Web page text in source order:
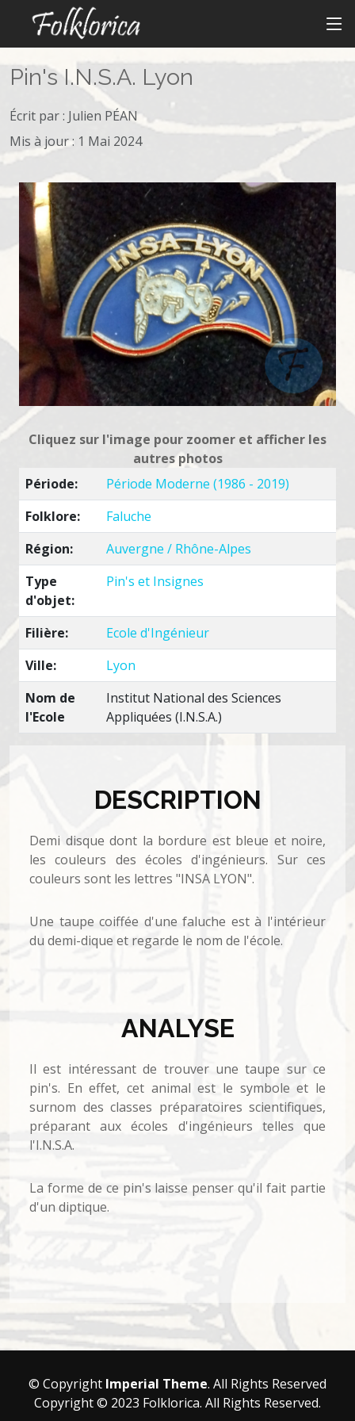
Pin's I.N.S.A. Lyon
Écrit par : Julien PÉAN
Mis à jour : 1 Mai 2024
Cliquez sur l'image pour zoomer et afficher les
autres photos
Période:
Période Moderne (1986 - 2019)
Folklore:
Faluche
Région:
Auvergne / Rhône-Alpes
Type
d'objet:
Pin's et Insignes
Filière:
Ecole d'Ingénieur
Ville:
Lyon
Nom de
l'Ecole
Institut National des Sciences
Appliquées (I.N.S.A.)
DESCRIPTION
Demi disque dont la bordure est bleue et noire,
les couleurs des écoles d'ingénieurs. Sur ces
couleurs sont les lettres "INSA LYON".
Une taupe coiffée d'une faluche est à l'intérieur
du demi-dique et regarde le nom de l'école.
ANALYSE
Il est intéressant de trouver une taupe sur ce
pin's. En effet, cet animal est le symbole et le
surnom des classes préparatoires scientifiques,
préparant aux écoles d'ingénieurs telles que
l'I.N.S.A.
La forme de ce pin's laisse penser qu'il fait partie
d'un diptique.
© Copyright Imperial Theme. All Rights Reserved
Copyright © 2023 Folklorica. All Rights Reserved.